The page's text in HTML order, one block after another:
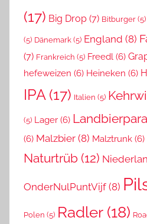
(17) Big Drop (7) Bitburger (5)
(5) Dänemark (5) England (8)
(7) Frankreich (5) Freedl (6)
hefeweizen (6) Heineken (6)
IPA(17) Italien (5)
(5) Lager (6)
(6) Malzbier (8) Malztrunk (6)
Naturtrüb (12)
OnderNulPuntVijf (8)
Polen (5) Radler(18)